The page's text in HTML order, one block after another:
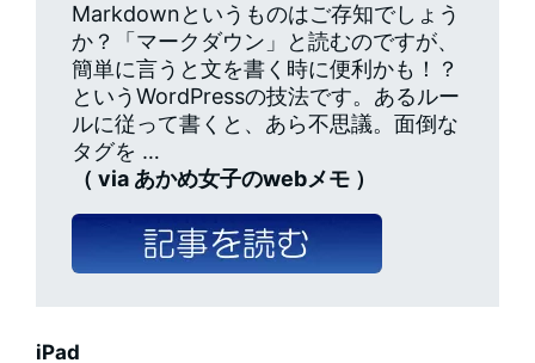
Markdownというものはご存知でしょう
か？「マークダウン」と読むのですが、
簡単に言うと文を書く時に便利かも！？
というWordPressの技法です。あるルー
ルに従って書くと、あら不思議。面倒な
タグを …
（ via あかめ女子のwebメモ ）
iPad